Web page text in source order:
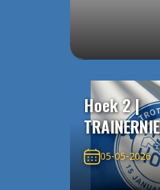
Hoek 2 |
05-05-2026